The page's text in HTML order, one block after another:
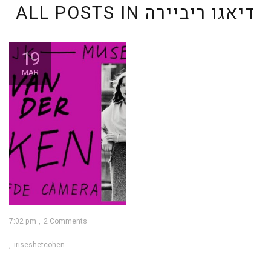
ALL POSTS IN דיאגו ריביירה
19
MAR
7:02 pm 2 Comments
iriseshetcohen